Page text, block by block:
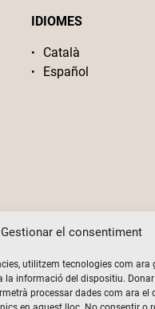
Gestionar el consentiment
utilitzem tecnologies com ara
la informació del dispositiu.
processar dades com ara el
IDIOMES
Català
Español